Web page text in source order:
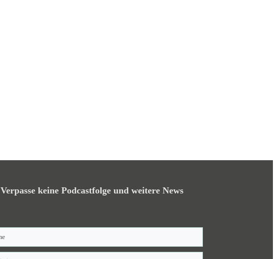
Verpasse keine Podcastfolge und weitere News